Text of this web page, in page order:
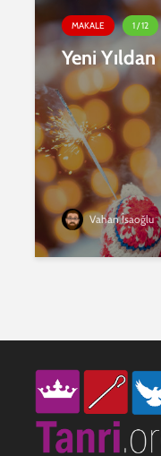
MAKALE 1 / 12
Yeni
Vahan İsaoğlu